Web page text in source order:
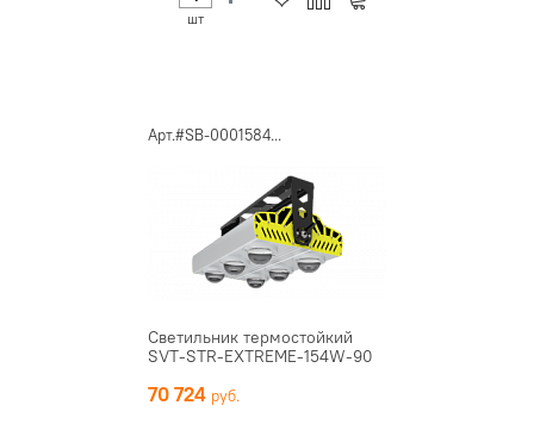
шт
Арт.#SB-0001584...
Светильник термостойкий
SVT-STR-EXTREME-154W-90
70 724